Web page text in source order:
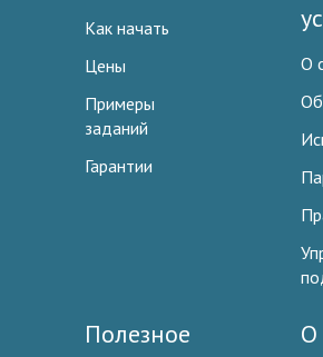
Как начать
Цены
Примеры
заданий
Гарантии
О
Полезное О